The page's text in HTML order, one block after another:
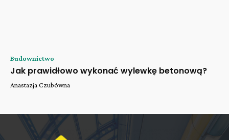
Budownictwo
Jak prawidłowo wykonać wylewkę betonową?
Anastazja Czubówna